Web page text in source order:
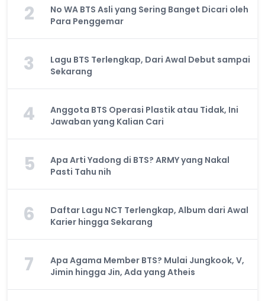
2
No WA BTS Asli yang Sering Banget Dicari oleh
Para Penggemar
3
Lagu BTS Terlengkap, Dari Awal Debut sampai
Sekarang
4
Anggota BTS Operasi Plastik atau Tidak, Ini
Jawaban yang Kalian Cari
5
Apa Arti Yadong di BTS? ARMY yang Nakal
Pasti Tahu nih
6
Daftar Lagu NCT Terlengkap, Album dari Awal
Karier hingga Sekarang
7
Apa Agama Member BTS? Mulai Jungkook, V,
Jimin hingga Jin, Ada yang Atheis